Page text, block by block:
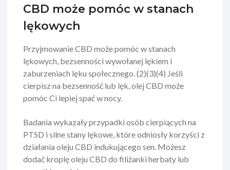
CBD może pomóc w stanach
lękowych
Przyjmowanie CBD może pomóc w stanach
lękowych, bezsenności wywołanej lękiem i
zaburzeniach lęku społecznego. (2)(3)(4) Jeśli
cierpisz na bezsenność lub lęk, olej CBD może
pomóc Ci lepiej spać w nocy.
Badania wykazały przypadki osób cierpiących na
PTSD i silne stany lękowe, które odniosły korzyści z
działania oleju CBD indukującego sen. Możesz
dodać kroplę oleju CBD do filiżanki herbaty lub